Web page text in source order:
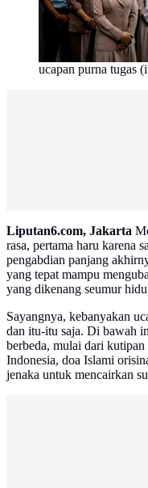
ucapan purna tugas
Liputan6.com, Jakarta
rasa, pertama haru karena
pengabdian panjang
yang tepat mampu
yang dikenang seumur
Sayangnya, kebanyakan
dan itu-itu saja. Di bawah
berbeda, mulai dari
Indonesia, doa Islami
jenaka untuk mencairkan